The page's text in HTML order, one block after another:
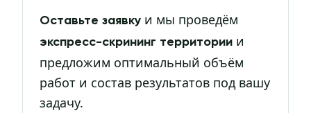
Оставьте заявку и мы проведём
экспресс-скрининг территории и
предложим оптимальный объём
работ и состав результатов под вашу
задачу.